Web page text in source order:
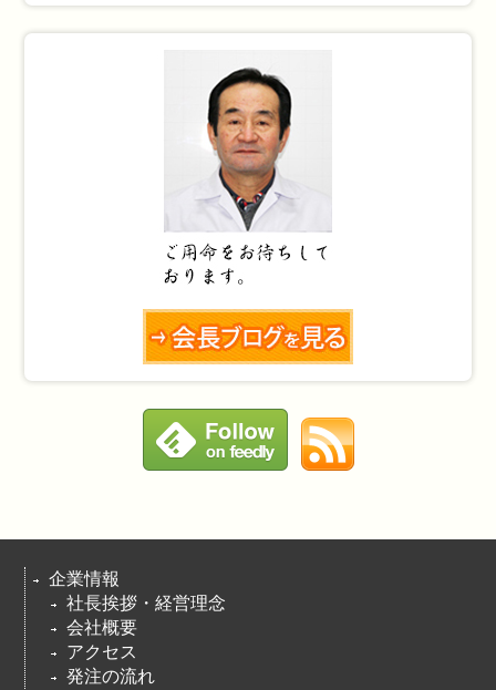
企業情報
社長挨拶・経営理念
会社概要
アクセス
発注の流れ